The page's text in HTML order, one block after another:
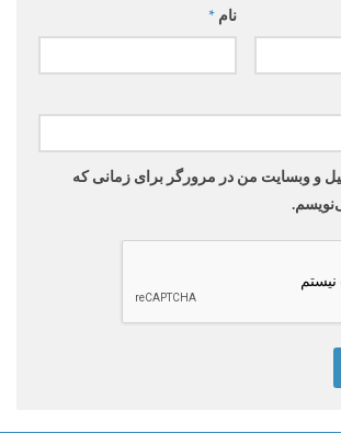
نام *
و وبسایت من در مرورگر برای زمانی که